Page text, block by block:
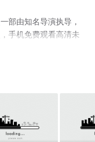
部由知名导演执导，
手机免费观看高清未
更多相关信息可移步